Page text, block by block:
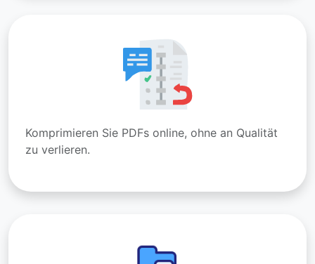
Komprimieren Sie PDFs online, ohne an Qualität
zu verlieren.